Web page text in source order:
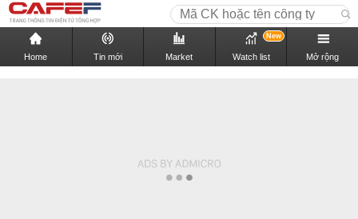
Home Tin mới Market Watch list
New
Mở rộng